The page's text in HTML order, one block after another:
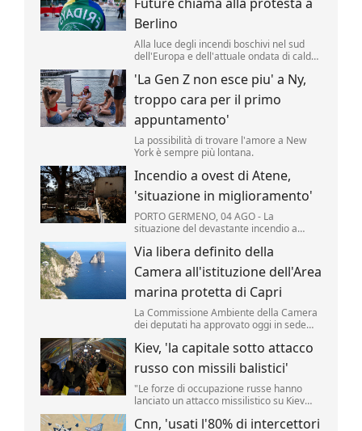
incontro di pochi minuti, al buio, senza
poterlo riconoscere.
Berlino
Alla luce degli incendi boschivi nel sud
dell'Europa e dell'attuale ondata di caldo,
"Fridays for Future" ha indetto per giovedì
pomeriggio una manifestazione davanti
alla Cancelleria federale tedesca a
Berlino.
'La Gen Z non esce piu' a Ny,
troppo cara per il primo
appuntamento'
La possibilità di trovare l'amore a New
York è sempre più lontana.
Incendio a ovest di Atene,
'situazione in miglioramento'
PORTO GERMENO, 04 AGO - La
situazione del devastante incendio a
migliorata", secondo i vigili del fuoco
mobilitati per il quinto giorno consecutivo
per domare le fiamme che hanno colpito
migliaia di ettari di pinete, macchia ...
Via libera definito della
Camera all'istituzione dell'Area
marina protetta di Capri
La Commissione Ambiente della Camera
dei deputati ha approvato oggi in sede
l'istituzione di un Area marina protetta
attorno all'isola di Capri.
Kiev, 'la capitale sotto attacco
russo con missili balistici'
"Le forze di occupazione russe hanno
lanciato un attacco missilistico su Kiev
esplosioni sono state udite in città". Lo ha
Cnn, 'usati l'80% di intercettori